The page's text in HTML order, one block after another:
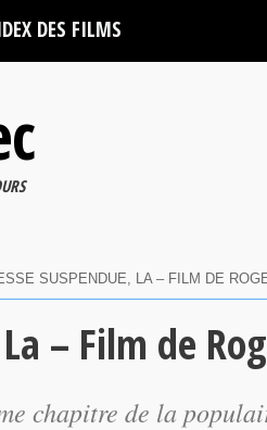
DES FILMS
SUSPENDUE, LA – FILM DE
– Film de
chapitre de la